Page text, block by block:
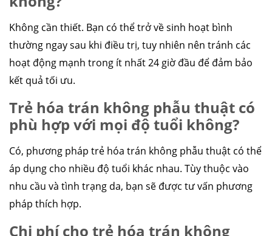
Không cần thiết. Bạn có thể trở về sinh hoạt bình
thường ngay sau khi điều trị, tuy nhiên nên tránh các
hoạt động mạnh trong ít nhất 24 giờ đầu để đảm bảo
kết quả tối ưu.
Trẻ hóa trán không phẫu thuật có
phù hợp với mọi độ tuổi không?
Có, phương pháp trẻ hóa trán không phẫu thuật có thể
áp dụng cho nhiều độ tuổi khác nhau. Tùy thuộc vào
nhu cầu và tình trạng da, bạn sẽ được tư vấn phương
pháp thích hợp.
Chi phí cho trẻ hóa trán không